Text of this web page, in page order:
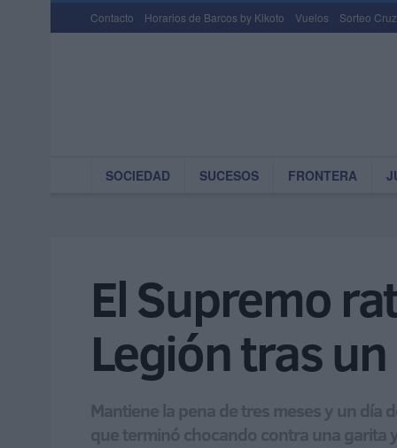
Contacto Horarios de Barcos by Kikoto Vuelos Sorteo
SOCIEDAD SUCESOS FRONTERA
El Supremo
Legión tras
Mantiene la pena de tres meses y un
que terminó chocando contra una garita